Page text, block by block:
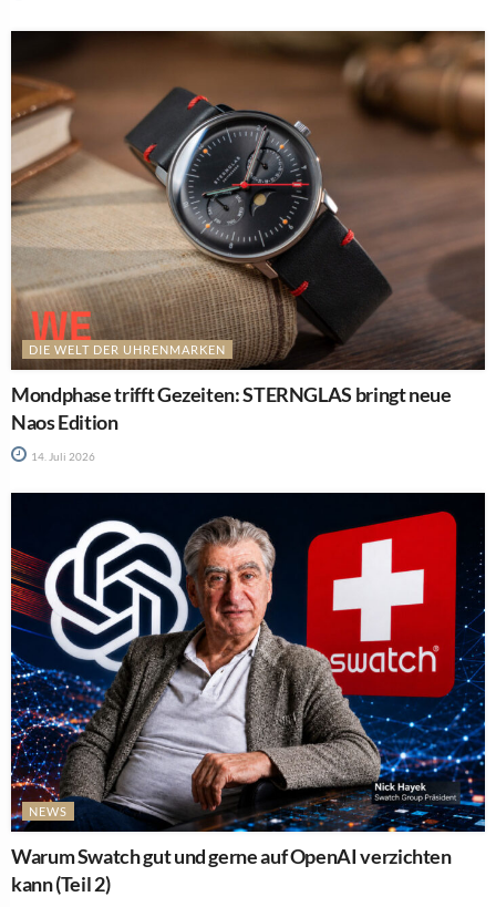
DIE WELT DER UHRENMARKEN
Mondphase trifft Gezeiten: STERNGLAS bringt neue
Naos Edition
14. Juli 2026
NEWS
Warum Swatch gut und gerne auf OpenAI verzichten
kann (Teil 2)